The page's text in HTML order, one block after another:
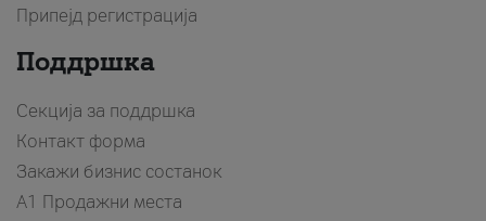
Припејд регистрација
Поддршка
Секција за поддршка
Контакт форма
Закажи бизнис состанок
A1 Продажни места